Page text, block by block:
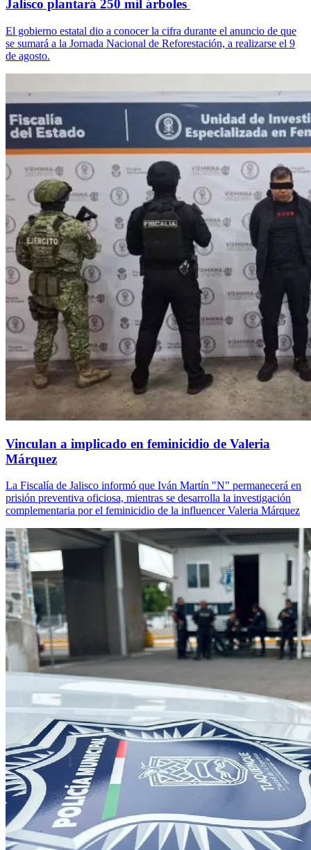
Jalisco plantará 250 mil árboles
El gobierno estatal dio a conocer la cifra durante el anuncio de que
se sumará a la Jornada Nacional de Reforestación, a realizarse el 9
de agosto.
Vinculan a implicado en feminicidio de Valeria
Márquez
La Fiscalía de Jalisco informó que Iván Martín "N" permanecerá en
prisión preventiva oficiosa, mientras se desarrolla la investigación
complementaria por el feminicidio de la influencer Valeria Márquez